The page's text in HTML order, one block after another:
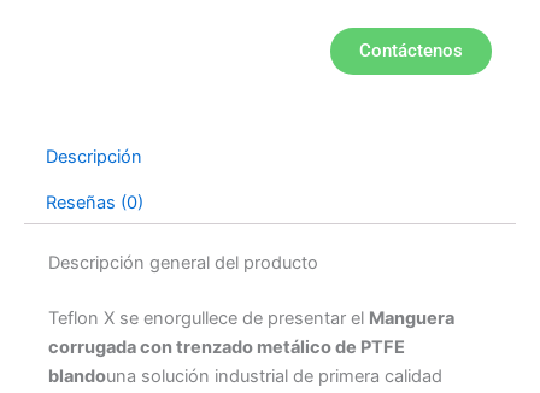
Contáctenos
Descripción
Reseñas (0)
Descripción general del producto
Teflon X se enorgullece de presentar el Manguera
corrugada con trenzado metálico de PTFE
blandouna solución industrial de primera calidad